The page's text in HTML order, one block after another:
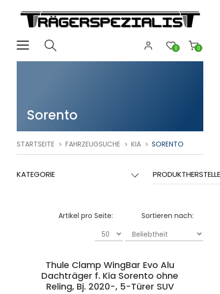
0
0
Sorento
STARTSEITE FAHRZEUGSUCHE KIA SORENTO
KATEGORIE
Sortieren nach:
Artikel pro Seite:
Thule Clamp WingBar Evo Alu
Dachträger f. Kia Sorento ohne
Reling, Bj. 2020-, 5-Türer SUV